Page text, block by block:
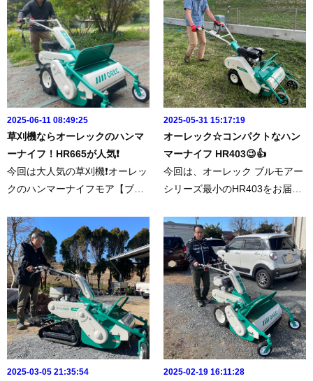
刈機はハンマーナイフモアが最
強です。草を細かく粉砕する...
ec.jp/shopping/10/実は耕運機と
セットでご購入いただ...
2025-06-11 08:49:25
草刈機ならオーレックのハンマ
ーナイフ！HR665が人気❗️
今回は大人気の草刈機❗️オーレッ
クのハンマーナイフモア【ブル
ただきました😉👍⬇️こちらの商
品です。https://www.famtec.jp/s
hopping/2/ファムテク！ではエ
リアが限られてしまいます...
2025-05-31 15:17:19
オーレック☆コンパクトなハン
マーナイフ HR403😉👍
今回は、オーレック ブルモアー
シリーズ最小のHR403をお届け
商品はこちらからhttps://www.fa
mtec.jp/shopping/114/4.2馬力で
も専用ナイフを採用することで
刈取能力を確保！車体幅がコ...
2025-03-05 21:35:54 2025-02-19 16:11:28